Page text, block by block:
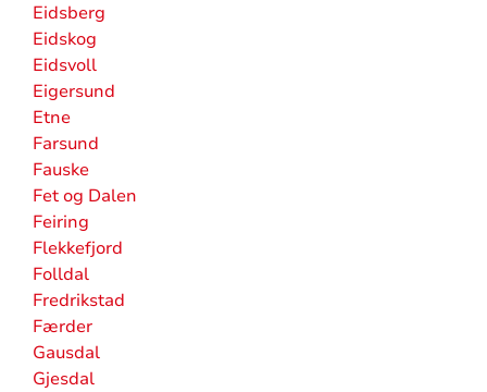
Eidsberg
Eidskog
Eidsvoll
Eigersund
Etne
Farsund
Fauske
Fet og Dalen
Feiring
Flekkefjord
Folldal
Fredrikstad
Færder
Gausdal
Gjesdal